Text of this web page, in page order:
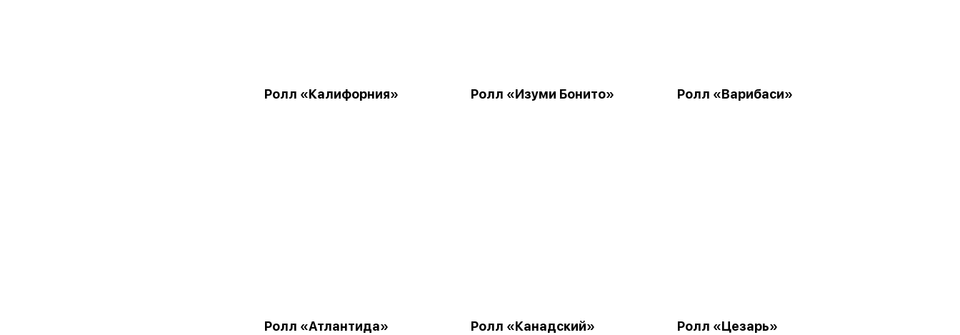
Ролл «Калифорния» Ролл «Изуми Бонито» Ролл «Варибаси»
Ролл «Атлантида» Ролл «Канадский» Ролл «Цезарь»